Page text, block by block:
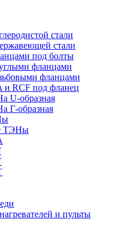
стали
стали
под болты
фланцами
фланцами
RCF под фланец
U-образная
Г-образная
ТЭНы
и пульты